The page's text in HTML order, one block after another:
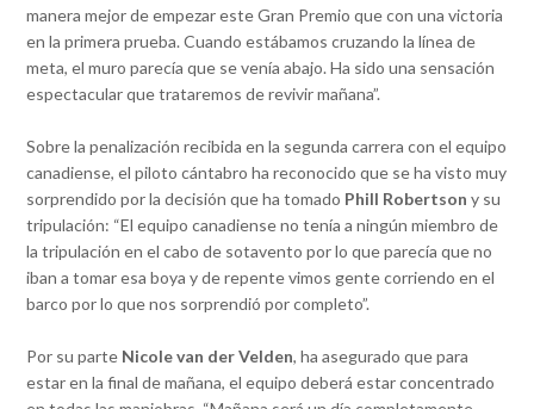
manera mejor de empezar este Gran Premio que con una victoria
en la primera prueba. Cuando estábamos cruzando la línea de
meta, el muro parecía que se venía abajo. Ha sido una sensación
espectacular que trataremos de revivir mañana”.
Sobre la penalización recibida en la segunda carrera con el equipo
canadiense, el piloto cántabro ha reconocido que se ha visto muy
sorprendido por la decisión que ha tomado Phill Robertson y su
tripulación: “El equipo canadiense no tenía a ningún miembro de
la tripulación en el cabo de sotavento por lo que parecía que no
iban a tomar esa boya y de repente vimos gente corriendo en el
barco por lo que nos sorprendió por completo”.
Por su parte Nicole van der Velden, ha asegurado que para
estar en la final de mañana, el equipo deberá estar concentrado